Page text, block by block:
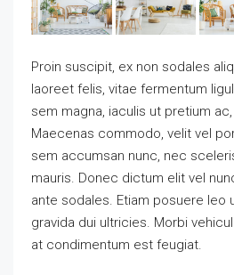
Proin suscipit, ex non sodales
laoreet felis, vitae fermentum
sem magna, iaculis ut pretium
Maecenas commodo, velit vel
sem accumsan nunc, nec
mauris. Donec dictum elit vel
ante sodales. Etiam posuere leo
gravida dui ultricies. Morbi
at condimentum est feugiat.